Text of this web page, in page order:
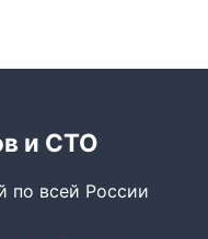
и СТО
по всей России